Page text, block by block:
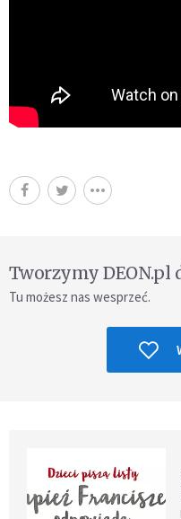
Tworzymy DEON.pl
Tu możesz nas wesprzeć.